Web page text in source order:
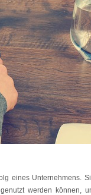
eines Unternehmens.
werden können,